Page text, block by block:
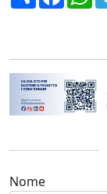
Nome